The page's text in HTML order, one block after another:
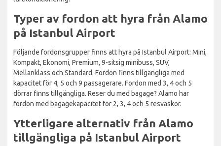
Typer av fordon att hyra från Alamo
på Istanbul Airport
Följande fordonsgrupper finns att hyra på Istanbul Airport: Mini,
Kompakt, Ekonomi, Premium, 9-sitsig minibuss, SUV,
Mellanklass och Standard. Fordon finns tillgängliga med
kapacitet för 4, 5 och 9 passagerare. Fordon med 3, 4 och 5
dörrar finns tillgängliga. Reser du med bagage? Alamo har
fordon med bagagekapacitet för 2, 3, 4 och 5 resväskor.
Ytterligare alternativ från Alamo
tillgängliga på Istanbul Airport